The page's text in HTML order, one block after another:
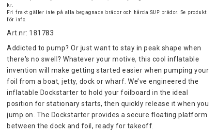
kr.
Fri frakt gäller inte på alla begagnade brädor och hårda SUP brädor. Se produkt
för info.
Art.nr: 181783
Addicted to pump? Or just want to stay in peak shape when
there's no swell? Whatever your motive, this cool inflatable
invention will make getting started easier when pumping your
foil from a boat, jetty, dock or wharf. We’ve engineered the
inflatable Dockstarter to hold your foilboard in the ideal
position for stationary starts, then quickly release it when you
jump on. The Dockstarter provides a secure floating platform
between the dock and foil, ready for takeoff.